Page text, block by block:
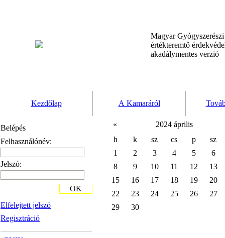
Magyar
értékteremtő
akadálymentes verzió
Kezdőlap A Kamaráról
Belépés
Felhasználónév:
Jelszó:
Elfelejtett jelszó
Regisztráció
OK
«
2024 április
h
k sz cs p
sz
1
2 3 4 5
6
8
9 10 11 12
13
15
16 17 18 19
20
22
23 24 25 26
27
29
30